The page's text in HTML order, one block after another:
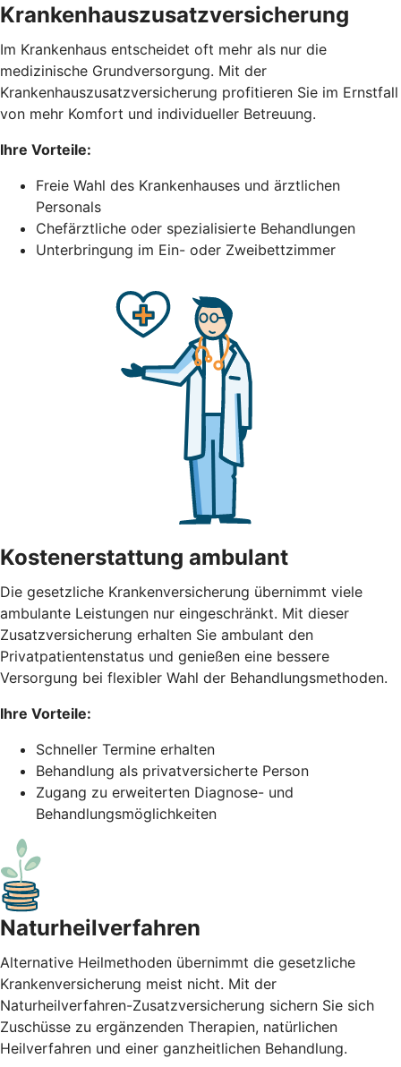
Krankenhauszusatzversicherung
Im Krankenhaus entscheidet oft mehr als nur die
medizinische Grundversorgung. Mit der
Krankenhauszusatzversicherung profitieren Sie im Ernstfall
von mehr Komfort und individueller Betreuung.
Ihre Vorteile:
Freie Wahl des Krankenhauses und ärztlichen
Personals
Chefärztliche oder spezialisierte Behandlungen
Unterbringung im Ein- oder Zweibettzimmer
Kostenerstattung ambulant
Die gesetzliche Krankenversicherung übernimmt viele
ambulante Leistungen nur eingeschränkt. Mit dieser
Zusatzversicherung erhalten Sie ambulant den
Privatpatientenstatus und genießen eine bessere
Versorgung bei flexibler Wahl der Behandlungsmethoden.
Ihre Vorteile:
Schneller Termine erhalten
Behandlung als privatversicherte Person
Zugang zu erweiterten Diagnose- und
Behandlungsmöglichkeiten
Naturheil­verfahren
Alternative Heilmethoden übernimmt die gesetzliche
Krankenversicherung meist nicht. Mit der
Naturheilverfahren-Zusatzversicherung sichern Sie sich
Zuschüsse zu ergänzenden Therapien, natürlichen
Heilverfahren und einer ganzheitlichen Behandlung.